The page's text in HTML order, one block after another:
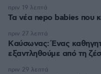
Τα νέα nepo babies που
πριν 19 λεπτά
Kαύσωνας: Ένας
εξαντληθούμε από τη
πριν 27 λεπτά
πριν 29 λεπτά